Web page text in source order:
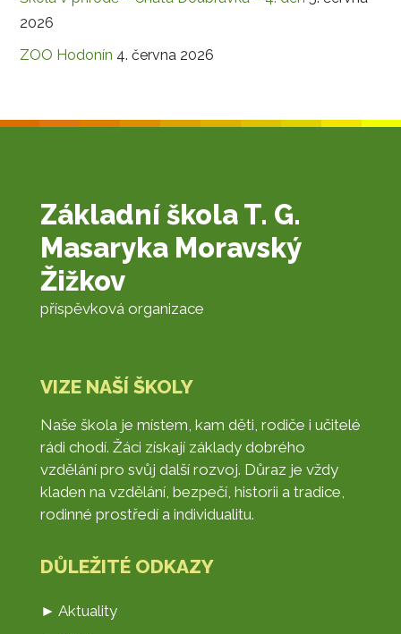
2026
ZOO Hodonín 4. června 2026
Základní škola T. G.
Masaryka Moravský
Žižkov
příspěvková organizace
VIZE NAŠÍ ŠKOLY
Naše škola je místem, kam děti, rodiče i učitelé
rádi chodí. Žáci získají základy dobrého
vzdělání pro svůj další rozvoj. Důraz je vždy
kladen na vzdělání, bezpečí, historii a tradice,
rodinné prostředí a individualitu.
DŮLEŽITÉ ODKAZY
► Aktuality